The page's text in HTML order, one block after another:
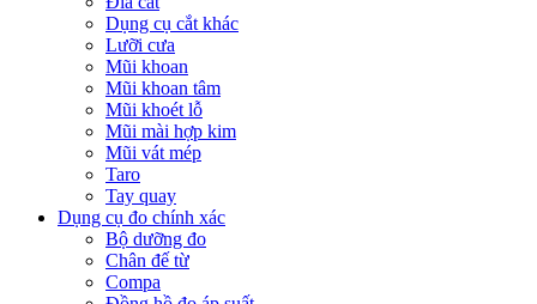
Dụng cụ cắt khác
Lưỡi cưa
Mũi khoan
Mũi khoan tâm
Mũi khoét lỗ
Mũi mài hợp kim
Mũi vát mép
Taro
Tay quay
Dụng cụ đo chính xác
Bộ dưỡng đo
Chân đế từ
Compa